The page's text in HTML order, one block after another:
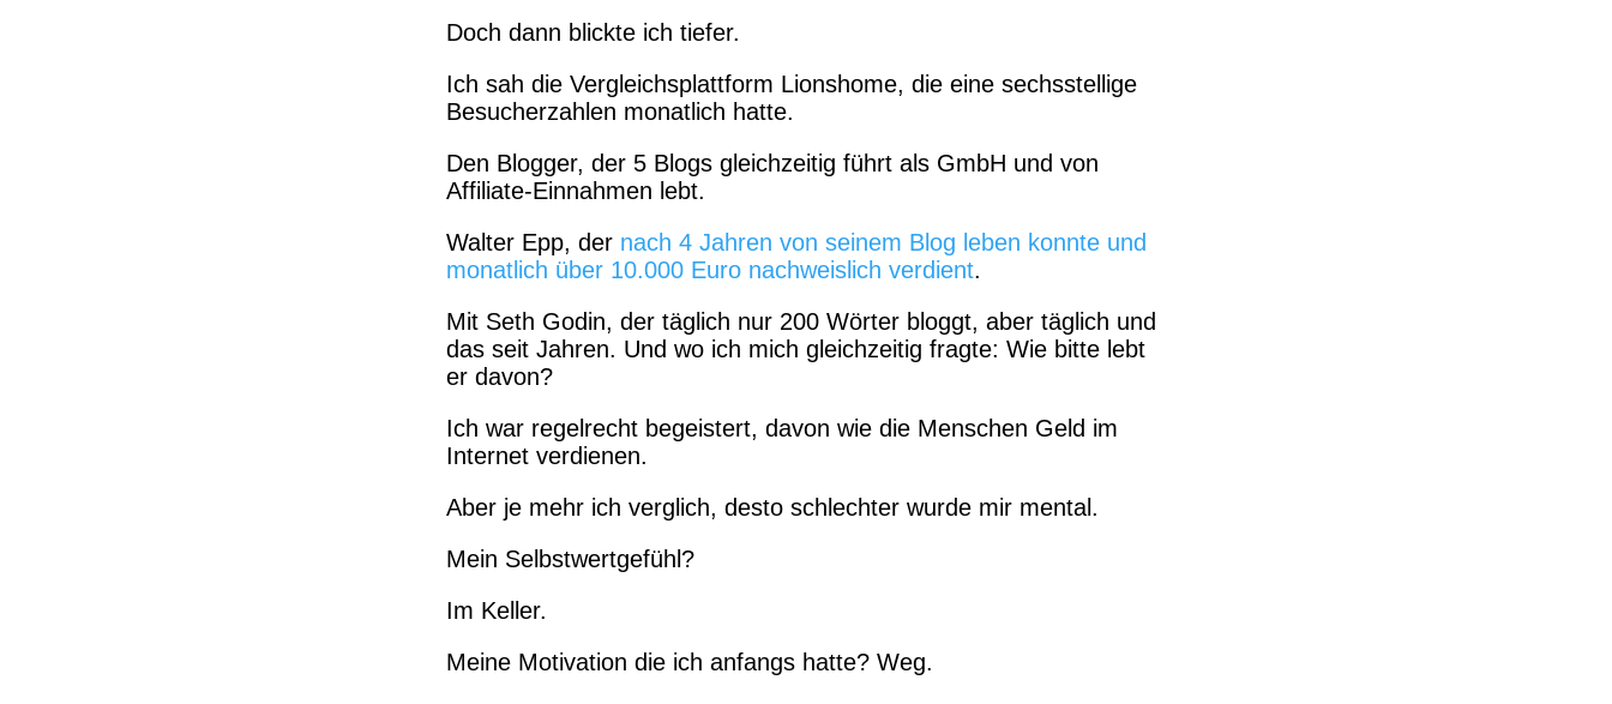
Doch dann blickte ich tiefer.
Ich sah die Vergleichsplattform Lionshome, die eine sechsstellige
Besucherzahlen monatlich hatte.
Den Blogger, der 5 Blogs gleichzeitig führt als GmbH und von
Affiliate-Einnahmen lebt.
Walter Epp, der nach 4 Jahren von seinem Blog leben konnte und
monatlich über 10.000 Euro nachweislich verdient.
Mit Seth Godin, der täglich nur 200 Wörter bloggt, aber täglich und
das seit Jahren. Und wo ich mich gleichzeitig fragte: Wie bitte lebt
er davon?
Ich war regelrecht begeistert, davon wie die Menschen Geld im
Internet verdienen.
Aber je mehr ich verglich, desto schlechter wurde mir mental.
Mein Selbstwertgefühl?
Im Keller.
Meine Motivation die ich anfangs hatte? Weg.